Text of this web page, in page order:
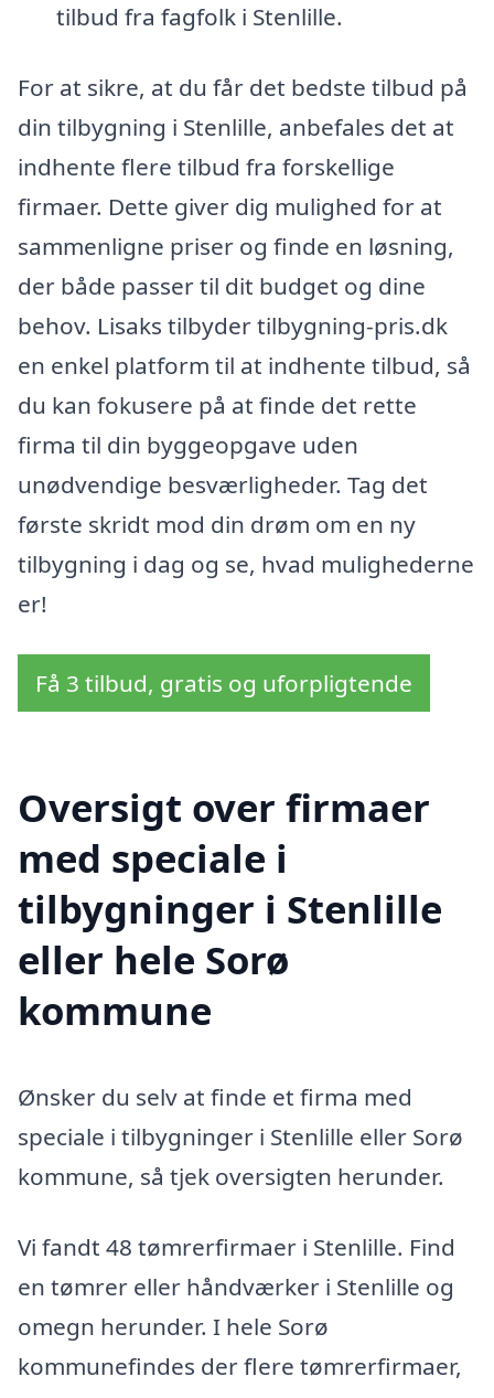
tilbud fra fagfolk i Stenlille.
For at sikre, at du får det bedste tilbud på
din tilbygning i Stenlille, anbefales det at
indhente flere tilbud fra forskellige
firmaer. Dette giver dig mulighed for at
sammenligne priser og finde en løsning,
der både passer til dit budget og dine
behov. Lisaks tilbyder tilbygning-pris.dk
en enkel platform til at indhente tilbud, så
du kan fokusere på at finde det rette
firma til din byggeopgave uden
unødvendige besværligheder. Tag det
første skridt mod din drøm om en ny
tilbygning i dag og se, hvad mulighederne
er!
Få 3 tilbud, gratis og uforpligtende
Oversigt over firmaer
med speciale i
tilbygninger i Stenlille
eller hele Sorø
kommune
Ønsker du selv at finde et firma med
speciale i tilbygninger i Stenlille eller Sorø
kommune, så tjek oversigten herunder.
Vi fandt 48 tømrerfirmaer i Stenlille. Find
en tømrer eller håndværker i Stenlille og
omegn herunder. I hele Sorø
kommunefindes der flere tømrerfirmaer,